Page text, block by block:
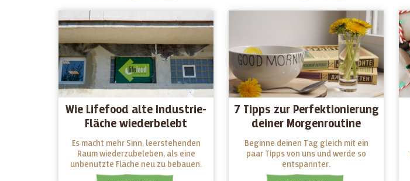
Wie Lifefood alte Industrie-
Fläche wiederbelebt
Es macht mehr Sinn, leerstehenden
Raum wiederzubeleben, als eine
unbenutzte Fläche neu zu bebauen.
7 Tipps zur Perfektionierung
deiner Morgenroutine
Beginne deinen Tag gleich mit ein
paar Tipps von uns und werde so
entspannter.